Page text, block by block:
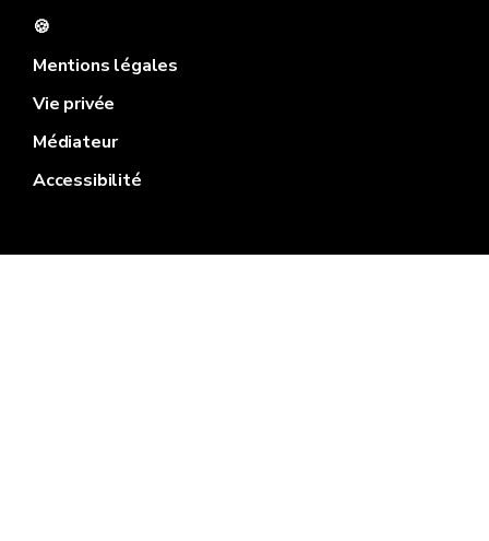
🍪
Mentions légales
Vie privée
Médiateur
Accessibilité